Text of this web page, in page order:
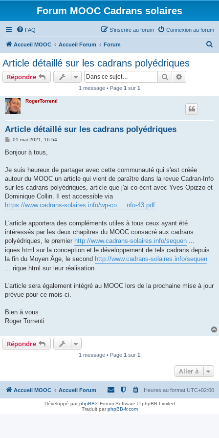
Forum MOOC Cadrans solaires
FAQ Connexion au forum
S’inscrire au forum
Accueil MOOC Accueil Forum Forum
Article détaillé sur les cadrans polyédriques
Répondre Rechercher
1 message • Page 1 sur 1
RogerTorrenti
Article détaillé sur les cadrans polyédriques
M
s
g
01 mai 2021, 16:54
Bonjour à tous,
Je suis heureux de partager avec cette communauté qui s'est créée
autour du MOOC un article qui vient de paraître dans la revue Cadran-Info
sur les cadrans polyédriques, article que j'ai co-écrit avec Yves Opizzo et
Dominique Collin. Il est accessible via
https://www.cadrans-solaires.info/wp-co ... nfo-43.pdf
L'article apportera des compléments utiles à tous ceux ayant été
intéressés par les deux chapitres du MOOC consacré aux cadrans
polyédriques, le premier http://www.cadrans-solaires.info/sequen ...
iques.html sur la conception et le développement de tels cadrans depuis
la fin du Moyen Âge, le second http://www.cadrans-solaires.info/sequen
... rique.html sur leur réalisation.
L'article sera également intégré au MOOC lors de la prochaine mise à jour
prévue pour ce mois-ci.
Bien à vous
Roger Torrenti
Répondre
1 message • Page 1 sur 1
Aller à
Accueil MOOC Accueil Forum Heures au format UTC+02:00
Développé parphpBB® Forum Software © phpBB Limited
Traduit parphpBB-fr.com